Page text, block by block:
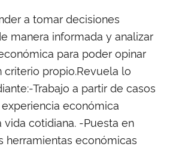
a tomar decisiones
manera informada y analizar
para poder opinar
criterio propio.Revuela lo
Trabajo a partir de casos
económica
cotidiana. -Puesta en
herramientas económicas